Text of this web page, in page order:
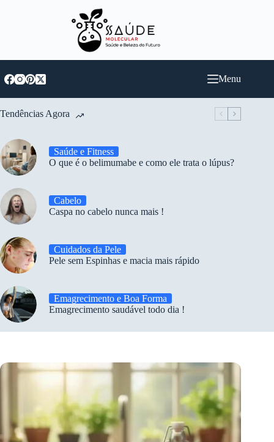
Menu
Tendências Agora
Saúde e Fitness
O que é o belimumabe e como ele trata o lúpus?
Cabelo
Caspa no cabelo nunca mais !
Cuidados da Pele
Pele sem Espinhas e macia mais rápido
Emagrecimento e Boa Forma
Emagrecimento saudável todo dia !